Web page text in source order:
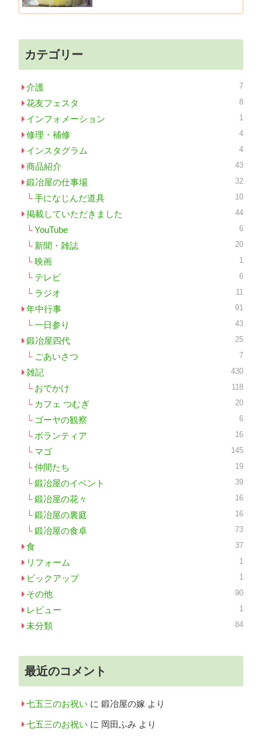
カテゴリー
介護 7
花友フェスタ 8
インフォメーション 1
修理・補修 4
インスタグラム 4
商品紹介 43
鍛冶屋の仕事場 32
手になじんだ道具 10
掲載していただきました 44
YouTube 6
新聞・雑誌 20
映画 1
テレビ 6
ラジオ 11
年中行事 91
一日参り 43
鍛冶屋四代 25
ごあいさつ 7
雑記 430
おでかけ 118
カフェ つむぎ 20
ゴーヤの観察 6
ボランティア 16
マゴ 145
仲間たち 19
鍛冶屋のイベント 39
鍛冶屋の花々 16
鍛冶屋の裏庭 16
鍛冶屋の食卓 73
食 37
リフォーム 1
ピックアップ 1
その他 90
レビュー 1
未分類 84
最近のコメント
七五三のお祝い に 鍛冶屋の嫁 より
七五三のお祝い に 岡田ふみ より